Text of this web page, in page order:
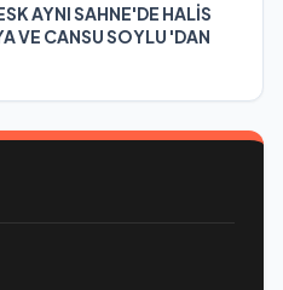
AYNI SAHNE'DE HALİS
VE CANSU SOYLU 'DAN